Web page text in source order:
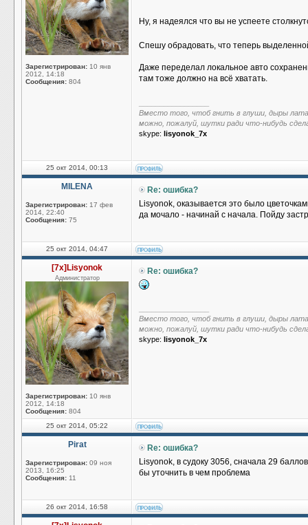
Зарегистрирован: 10 янв
2012, 14:18
Сообщения: 804
Ну, я надеялся что вы не успеете
Спешу обрадовать, что теперь
Даже переделал локальное авто
там тоже должно на всё хватать.
Вместо того, чтоб гнить в глуши, дыры
можно, пожалуй, шутки ради что-нибудь
skype: lisyonok_7x
25 окт 2014, 00:13
MILENA
Зарегистрирован: 17 фев
2014, 22:40
Сообщения: 75
Re: ошибка?
Lisyonok, оказывается это было
да мочало - начинай с начала. Пойду
25 окт 2014, 04:47
[7x]Lisyonok
Администратор
Зарегистрирован: 10 янв
2012, 14:18
Сообщения: 804
Re: ошибка?
Вместо того, чтоб гнить в глуши, дыры
можно, пожалуй, шутки ради что-нибудь
skype: lisyonok_7x
25 окт 2014, 05:22
Pirat
Зарегистрирован: 09 ноя
2013, 16:25
Сообщения: 11
Re: ошибка?
Lisyonok, в судоку 3056, сначала 29
бы уточнить в чем проблема
26 окт 2014, 16:58